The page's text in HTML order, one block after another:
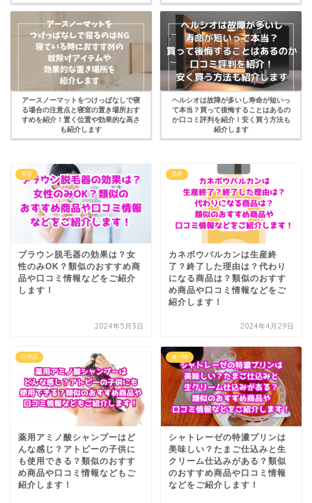
アースノーマットをつけっぱなしで寝
る場合の注意点と寝室の置き場所おす
すめを紹介！置く位置や効果的な高さ
も紹介します
ヘルシオは故障が多いし寿命が短いっ
て本当？買って後悔することはあるの
か口コミ評判を紹介！安く買う方法も
紹介します
美容
ブラウン脱毛器の効果は？女
性のみOK？類似のおすすめ商
品や口コミ情報などをご紹介
します！
2024年5月3日
美容
カネボウバルカンは生産終
了？終了した理由は？代わり
になる商品は？類似のおすす
め商品や口コミ情報などをご
紹介します！
2024年4月29日
日用品
薬用アミノ酸シャンプーはど
んな感じ？アトピーの子供に
も使用できる？類似のおすす
め商品や口コミ情報などもご
紹介します！
食べ物
シャトレーゼの特濃プリンは
美味しい？たまご仕込みと生
クリーム仕込みがある？類似
のおすすめ商品や口コミ情報
などをご紹介します！